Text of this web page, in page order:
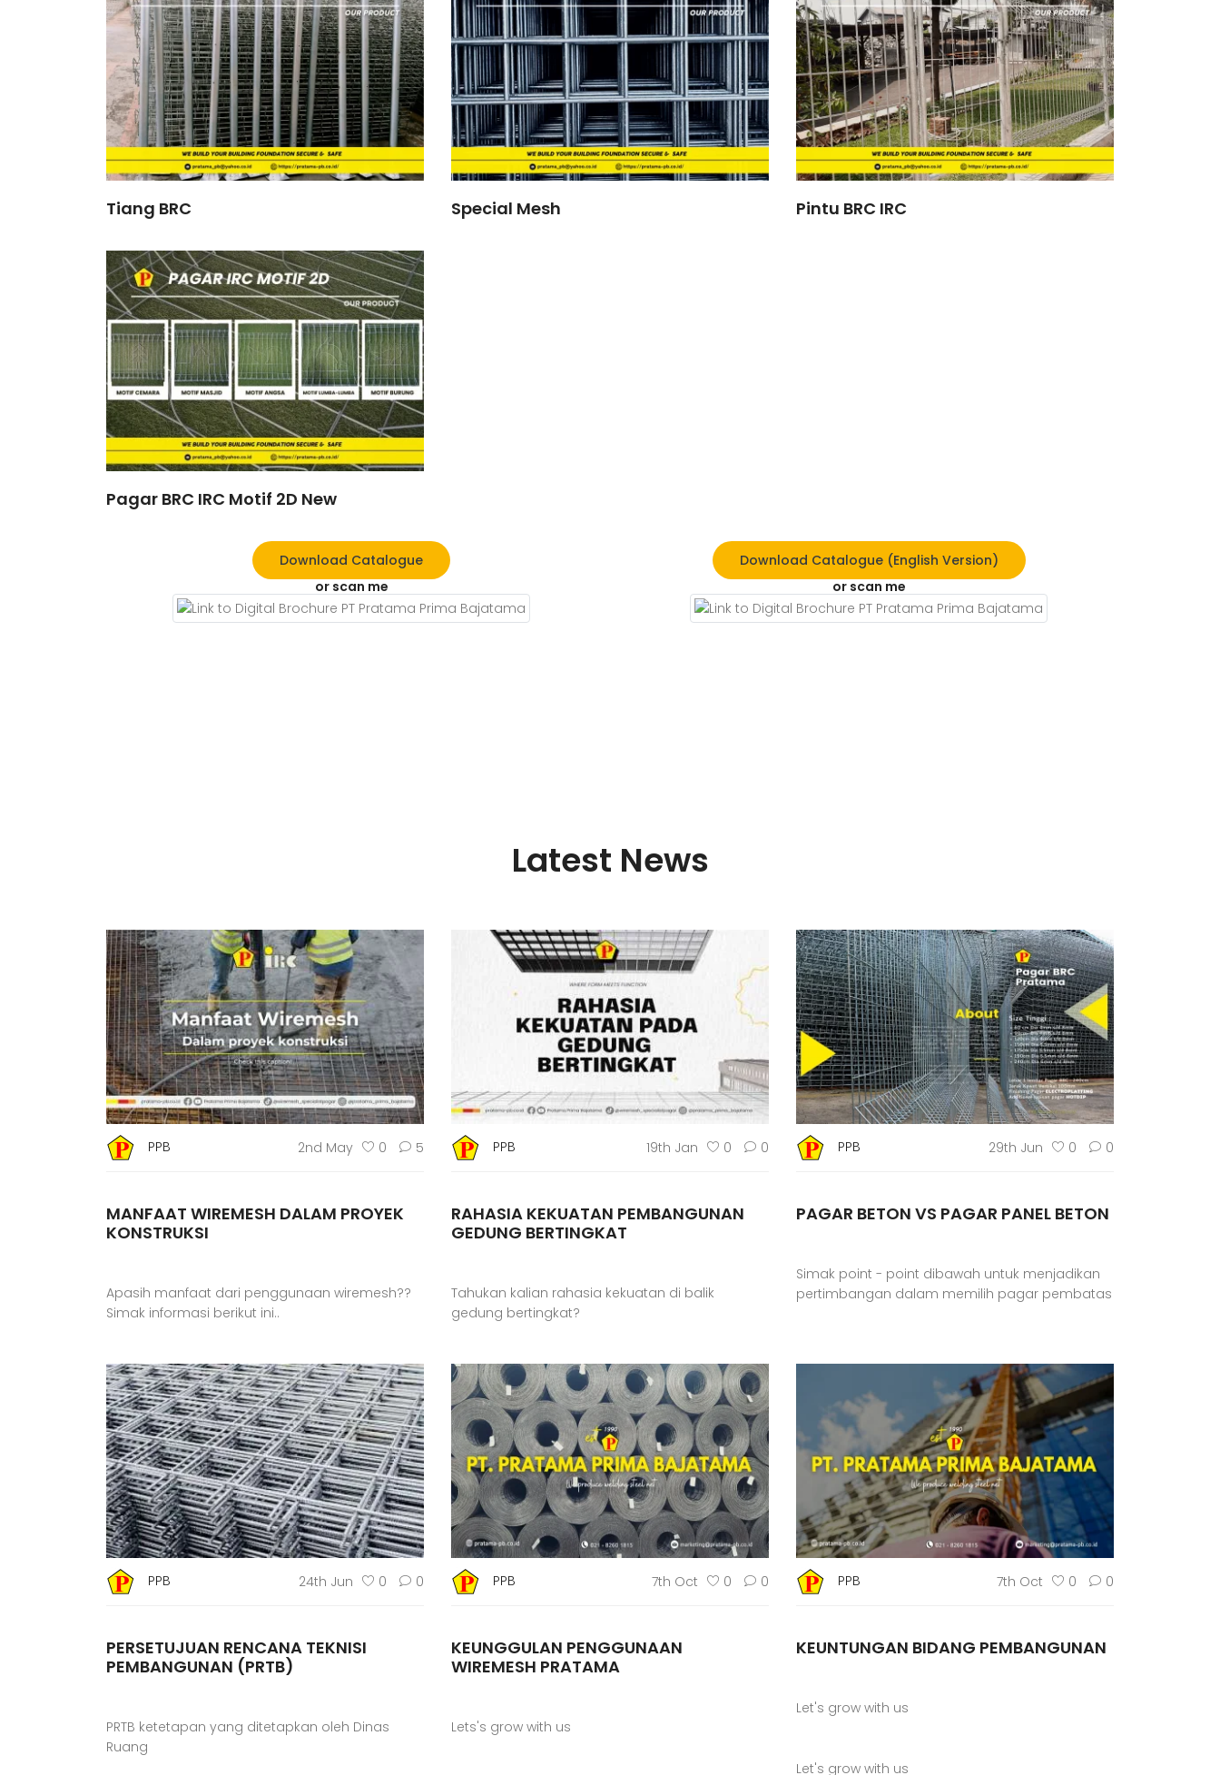
Tiang BRC Special Mesh Pintu BRC IRC
Pagar BRC IRC Motif 2D New
Download Catalogue
or scan me
Download Catalogue (English Version)
or scan me
Latest News
PPB 2nd May 0 5
MANFAAT WIREMESH DALAM PROYEK
KONSTRUKSI
Apasih manfaat dari penggunaan wiremesh??
Simak informasi berikut ini..
PPB 19th Jan 0 0
RAHASIA KEKUATAN PEMBANGUNAN
GEDUNG BERTINGKAT
Tahukan kalian rahasia kekuatan di balik
gedung bertingkat?
PPB 29th Jun 0 0
PAGAR BETON VS PAGAR PANEL BETON
Simak point - point dibawah untuk menjadikan
pertimbangan dalam memilih pagar pembatas
PPB 24th Jun 0 0
PERSETUJUAN RENCANA TEKNISI
PEMBANGUNAN (PRTB)
PRTB ketetapan yang ditetapkan oleh Dinas
Ruang
PPB 7th Oct 0 0
KEUNGGULAN PENGGUNAAN
WIREMESH PRATAMA
Lets's grow with us
PPB 7th Oct 0 0
KEUNTUNGAN BIDANG PEMBANGUNAN
Let's grow with us
Let's grow with us